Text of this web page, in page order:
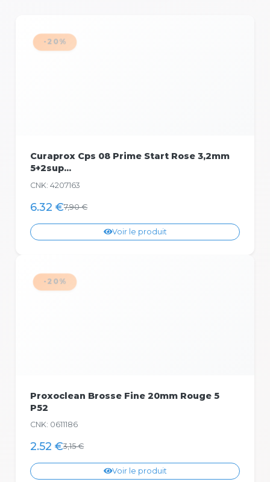
-20%
Curaprox Cps 08 Prime Start Rose 3,2mm
5+2sup...
CNK: 4207163
6.32 €7,90 €
Voir le produit
-20%
Proxoclean Brosse Fine 20mm Rouge 5
P52
CNK: 0611186
2.52 €3,15 €
Voir le produit